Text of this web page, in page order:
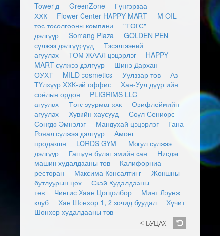
Tower-д
GreenZone
Гүнгэрваа
ХХК
Flower Center HAPPY MART
M-OIL
тос тосолгооны компани
"ТӨГС"
дэлгүүр
Somang Plaza
GOLDEN PEN
сүлжээ дэлгүүрүүд
Тэсэлгээний
агуулах
ТОМ ЖААЛ цэцэрлэг
HAPPY
MART сүлжээ дэлгүүр
Шинэ Дархан
ОУХТ
MILD cosmetics Уулзвар төв
Аз
ТҮлхүүр ХХК-ий оффис
Хан-Уул дүүргийн
соёлын ордон
PLIGRIMS LLC
агуулах
Төгс зуурмаг ххк
Орифлеймийн
агуулах
Хувийн хаусууд
Сөүл Сениорс
Сонгдо Эмнэлэг
Мандухай цэцэрлэг
Гана
Рояал сүлжээ дэлгүүр
Амонг
продакшн
LORDS GYM
Могул сүлжээ
дэлгүүр
Гашуун булаг эмийн сан
Нисдэг
машин худалдааны төв
Калифорниа
ресторан
Максима Консалтинг
Жоншны
бутлуурын цех
Скай Худалдааны
төв
Чингис Хаан Цогцолбор
Минт Лоунж
клуб
Хан Шонхор 1, 2 зочид буудал
Хүчит
Шонхор худалдааны төв
< БУЦАХ